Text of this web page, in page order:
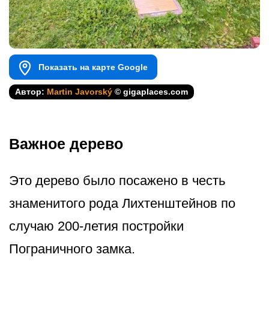
Показать на карте Google
Автор: Martin Javorský © gigaplaces.com
Важное дерево
Это дерево было посажено в честь
знаменитого рода Лихтенштейнов по
случаю 200-летия постройки
Пограничного замка.